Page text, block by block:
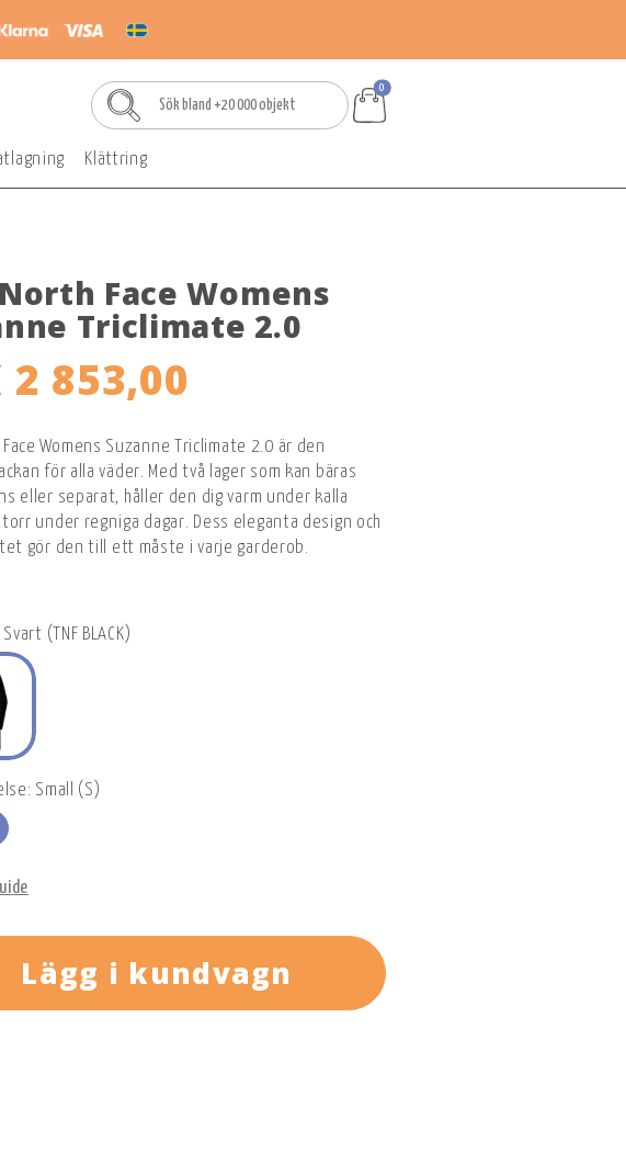
0
Klättring
Face Womens
Triclimate 2.0
2 853,00
Face Womens Suzanne Triclimate 2.0 är den
för alla väder. Med två lager som kan bäras
eller separat, håller den dig varm under kalla
torr under regniga dagar. Dess eleganta design och
gör den till ett måste i varje garderob.
(TNF BLACK)
Small (S)
Lägg i kundvagn